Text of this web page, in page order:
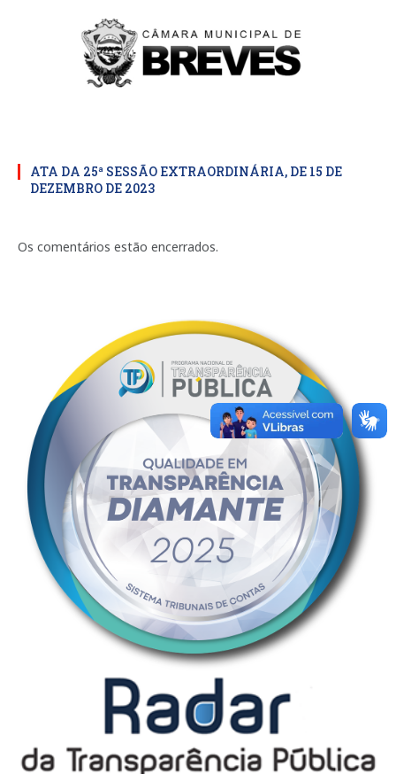
ATA DA 25ª SESSÃO EXTRAORDINÁRIA, DE 15 DE
DEZEMBRO DE 2023
Os comentários estão encerrados.